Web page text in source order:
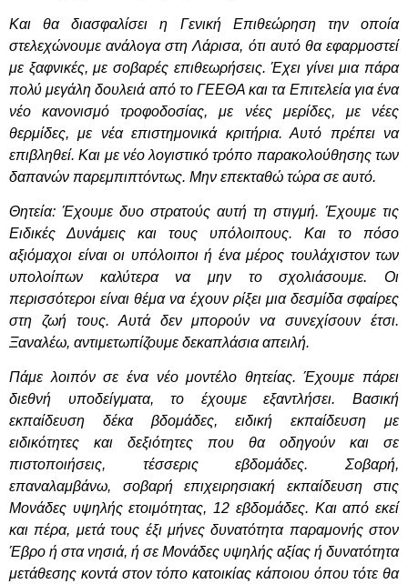
Και θα διασφαλίσει η Γενική Επιθεώρηση την οποία
στελεχώνουμε ανάλογα στη Λάρισα, ότι αυτό θα εφαρμοστεί
με ξαφνικές, με σοβαρές επιθεωρήσεις. Έχει γίνει μια πάρα
πολύ μεγάλη δουλειά από το ΓΕΕΘΑ και τα Επιτελεία για ένα
νέο κανονισμό τροφοδοσίας, με νέες μερίδες, με νέες
θερμίδες, με νέα επιστημονικά κριτήρια. Αυτό πρέπει να
επιβληθεί. Και με νέο λογιστικό τρόπο παρακολούθησης των
δαπανών παρεμπιπτόντως. Μην επεκταθώ τώρα σε αυτό.
Θητεία: Έχουμε δυο στρατούς αυτή τη στιγμή. Έχουμε τις
Ειδικές Δυνάμεις και τους υπόλοιπους. Και το πόσο
αξιόμαχοι είναι οι υπόλοιποι ή ένα μέρος τουλάχιστον των
υπολοίπων καλύτερα να μην το σχολιάσουμε. Οι
περισσότεροι είναι θέμα να έχουν ρίξει μια δεσμίδα σφαίρες
στη ζωή τους. Αυτά δεν μπορούν να συνεχίσουν έτσι.
Ξαναλέω, αντιμετωπίζουμε δεκαπλάσια απειλή.
Πάμε λοιπόν σε ένα νέο μοντέλο θητείας. Έχουμε πάρει
διεθνή υποδείγματα, το έχουμε εξαντλήσει. Βασική
εκπαίδευση δέκα βδομάδες, ειδική εκπαίδευση με
ειδικότητες και δεξιότητες που θα οδηγούν και σε
πιστοποιήσεις, τέσσερις εβδομάδες. Σοβαρή,
επαναλαμβάνω, σοβαρή επιχειρησιακή εκπαίδευση στις
Μονάδες υψηλής ετοιμότητας, 12 εβδομάδες. Και από εκεί
και πέρα, μετά τους έξι μήνες δυνατότητα παραμονής στον
Έβρο ή στα νησιά, ή σε Μονάδες υψηλής αξίας ή δυνατότητα
μετάθεσης κοντά στον τόπο κατοικίας κάποιου όπου τότε θα